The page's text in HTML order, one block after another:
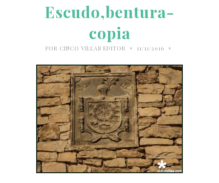
Escudo,bentura-
copia
POR CINCO VILLAS EDITOR • 11/11/2016 •